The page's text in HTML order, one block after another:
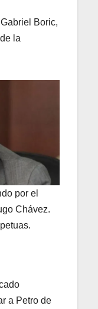
Boric,
la
por el
Chávez.
a Petro de